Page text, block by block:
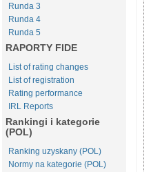
Runda 3
Runda 4
Runda 5
RAPORTY FIDE
List of rating changes
List of registration
Rating performance
IRL Reports
Rankingi i kategorie
(POL)
Ranking uzyskany (POL)
Normy na kategorie (POL)